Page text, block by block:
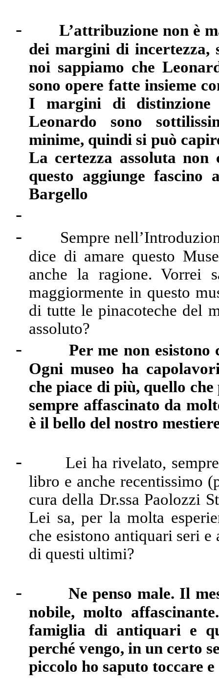
-
L’attribuzione non è
dei margini di incertezza,
noi sappiamo che
sono opere fatte insieme
I margini di distinzione
Leonardo sono
minime, quindi si può
La certezza assoluta
questo aggiunge
Bargello
-
-
Sempre
dice di amare questo
anche la ragione. Vorrei
maggiormente in questo
di tutte le pinacoteche del
assoluto?
-
Per me non
Ogni museo ha
che piace di più, quello
sempre affascinato da
è il bello del nostro
-
Lei ha rivelato,
libro e anche recentissimo
cura della Dr.ssa Paolozzi
Lei sa, per la molta
che esistono antiquari seri e
di questi ultimi?
-
Ne penso male. Il
nobile, molto
famiglia di antiquari e
perché vengo, in un certo
piccolo ho saputo toccare